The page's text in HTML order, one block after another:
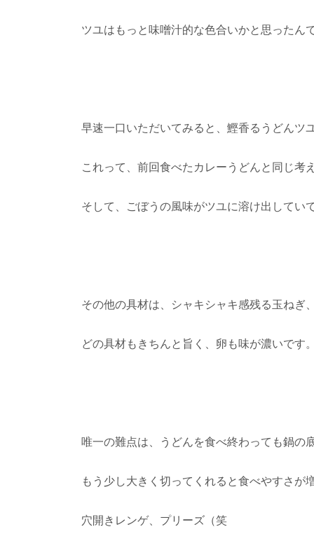
ツユはもっと味噌汁的な色合いかと思ったん
早速一口いただいてみると、鰹香るうどんツ
これって、前回食べたカレーうどんと同じ考
そして、ごぼうの風味がツユに溶け出してい
その他の具材は、シャキシャキ感残る玉ねぎ
どの具材もきちんと旨く、卵も味が濃いです
唯一の難点は、うどんを食べ終わっても鍋の
もう少し大きく切ってくれると食べやすさが
穴開きレンゲ、プリーズ（笑